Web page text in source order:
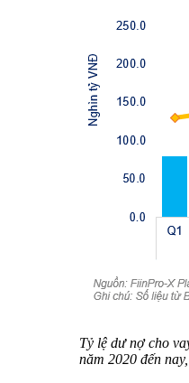
Tỷ lệ dư nợ cho
năm 2020 đến